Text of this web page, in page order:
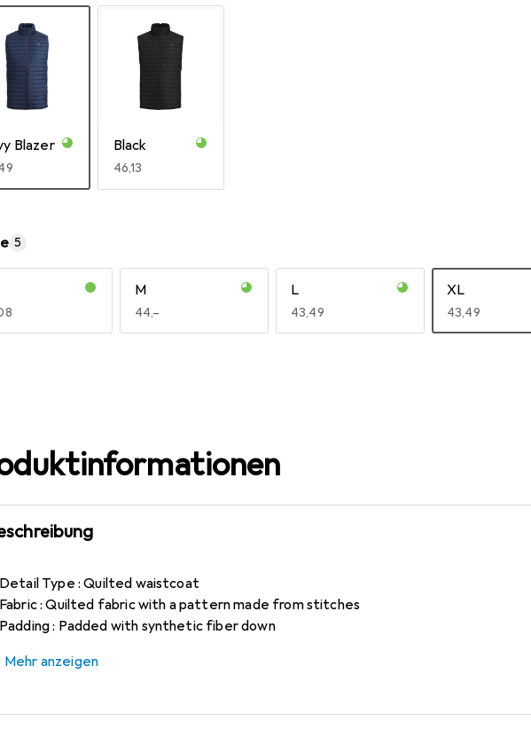
Blazer Black
EUR
46,13
5
M
EUR
44,–
L
EUR
43,49
XL
EUR
43,49
Detail Type : Quilted waistcoat
Fabric : Quilted fabric with a pattern made from stitches
Padding : Padded with synthetic fiber down
Mehr anzeigen